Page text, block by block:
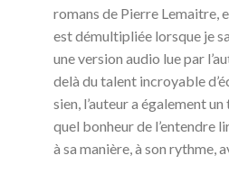
romans de Pierre Lemaitre,
est démultipliée lorsque je
une version audio lue par
delà du talent incroyable
sien, l’auteur a également
quel bonheur de l’entendre
à sa manière, à son rythme,